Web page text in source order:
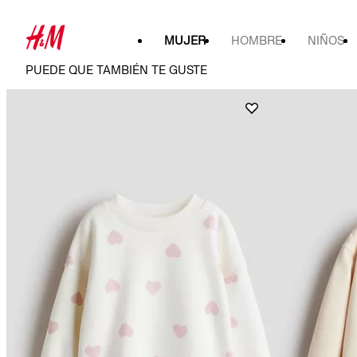
MUJER HOMBRE NIÑOS
PUEDE QUE TAMBIÉN TE GUSTE